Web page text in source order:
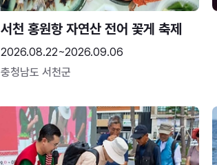
서천 홍원항 자연산 전어 꽃게 축제
2026.08.22~2026.09.06
충청남도 서천군